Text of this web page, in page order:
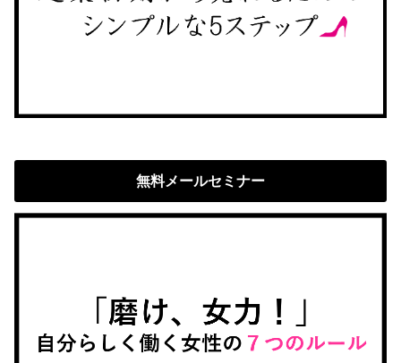
無料メールセミナー